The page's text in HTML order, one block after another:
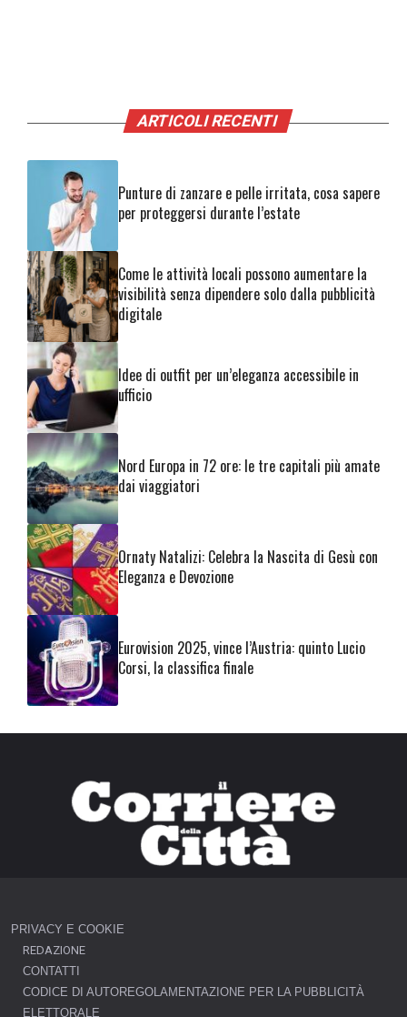
ARTICOLI RECENTI
Punture di zanzare e pelle irritata, cosa sapere
per proteggersi durante l’estate
Come le attività locali possono aumentare la
visibilità senza dipendere solo dalla pubblicità
digitale
Idee di outfit per un’eleganza accessibile in
ufficio
Nord Europa in 72 ore: le tre capitali più amate
dai viaggiatori
Ornaty Natalizi: Celebra la Nascita di Gesù con
Eleganza e Devozione
Eurovision 2025, vince l’Austria: quinto Lucio
Corsi, la classifica finale
PRIVACY E COOKIE
REDAZIONE
CONTATTI
CODICE DI AUTOREGOLAMENTAZIONE PER LA PUBBLICITÀ
ELETTORALE